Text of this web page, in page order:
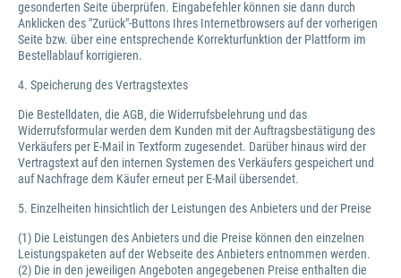
gesonderten Seite überprüfen. Eingabefehler können sie dann durch
Anklicken des "Zurück"-Buttons Ihres Internetbrowsers auf der vorherigen
Seite bzw. über eine entsprechende Korrekturfunktion der Plattform im
Bestellablauf korrigieren.
4. Speicherung des Vertragstextes
Die Bestelldaten, die AGB, die Widerrufsbelehrung und das
Widerrufsformular werden dem Kunden mit der Auftragsbestätigung des
Verkäufers per E-Mail in Textform zugesendet. Darüber hinaus wird der
Vertragstext auf den internen Systemen des Verkäufers gespeichert und
auf Nachfrage dem Käufer erneut per E-Mail übersendet.
5. Einzelheiten hinsichtlich der Leistungen des Anbieters und der Preise
(1) Die Leistungen des Anbieters und die Preise können den einzelnen
Leistungspaketen auf der Webseite des Anbieters entnommen werden.
(2) Die in den jeweiligen Angeboten angegebenen Preise enthalten die